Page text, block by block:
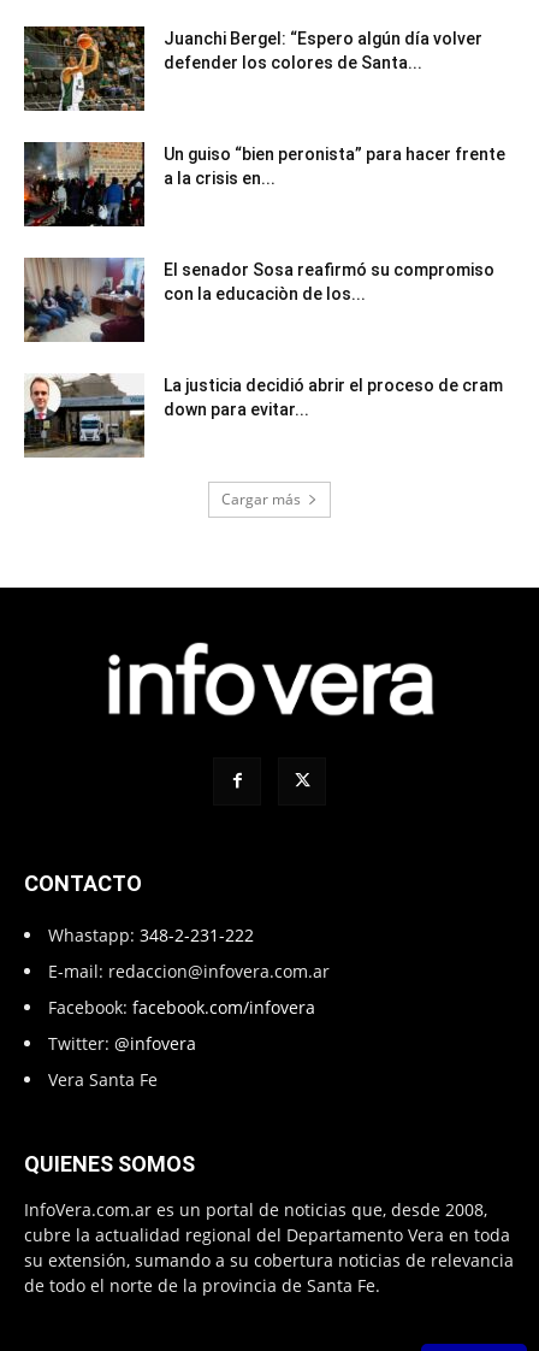
Juanchi Bergel: “Espero algún día volver
defender los colores de Santa...
Un guiso “bien peronista” para hacer frente
a la crisis en...
El senador Sosa reafirmó su compromiso
con la educaciòn de los...
La justicia decidió abrir el proceso de cram
down para evitar...
Cargar más
CONTACTO
Whastapp: 348-2-231-222
E-mail: redaccion@infovera.com.ar
Facebook: facebook.com/infovera
Twitter: @infovera
Vera Santa Fe
QUIENES SOMOS
InfoVera.com.ar es un portal de noticias que, desde 2008,
cubre la actualidad regional del Departamento Vera en toda
su extensión, sumando a su cobertura noticias de relevancia
de todo el norte de la provincia de Santa Fe.